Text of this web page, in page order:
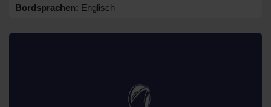
Bordsprachen: Englisch